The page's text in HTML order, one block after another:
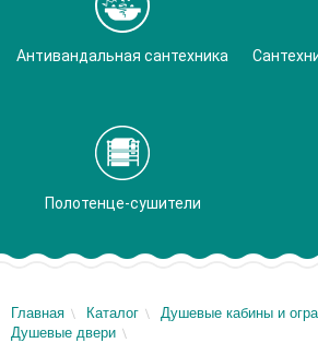
Антивандальная сантехника
Полотенце-сушители
Главная Каталог
Душевые кабины и
Душевые двери